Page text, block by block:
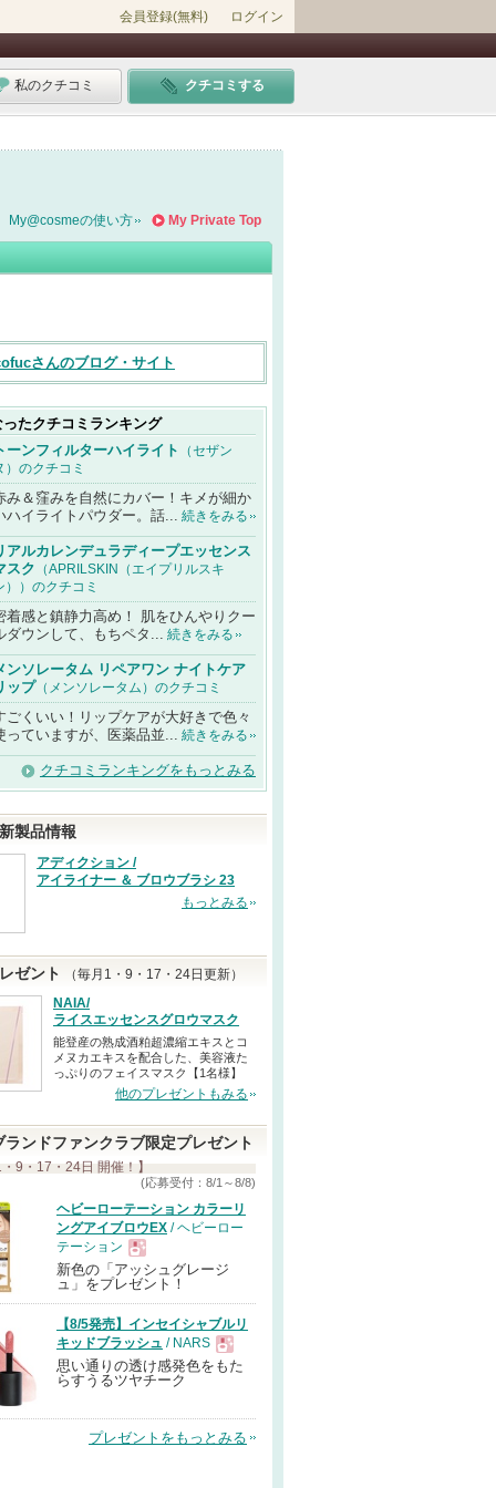
会員登録(無料) ログイン
私のクチコミ クチコミする
My Private Top
My@cosmeの使い方
さんのブログ・サイト
たクチコミランキング
ーンフィルターハイライト
（セザン
）のクチコミ
み＆窪みを自然にカバー！キメが細か
ハイライトパウダー。話... 続きをみる
アルカレンデュラディープエッセンス
スク （APRILSKIN（エイプリルスキ
））のクチコミ
着感と鎮静力高め！ 肌をひんやりクー
ダウンして、もちペタ... 続きをみる
ンソレータム リペアワン ナイトケア
ップ（メンソレータム）のクチコミ
ごくいい！リップケアが大好きで色々
っていますが、医薬品並... 続きをみる
クチコミランキングをもっとみる
製品情報
アディクション /
アイライナー ＆ ブロウブラシ 23
もっとみる
ゼント
（毎月1・9・17・24日更新）
NAIA/
ライスエッセンスグロウマスク
能登産の熟成酒粕超濃縮エキスとコ
メヌカエキスを配合した、美容液た
っぷりのフェイスマスク【1名様】
他のプレゼントもみる
ランドファンクラブ限定プレゼント
・9・17・24日 開催！】
(応募受付：8/1～8/8)
ヘビーローテーション カラーリ
ングアイブロウEX / ヘビーロー
テーション
現
品
新色の「アッシュグレージ
ュ」をプレゼント！
【8/5発売】インセイシャブルリ
キッドブラッシュ / NARS
現
品
思い通りの透け感発色をもた
らすうるツヤチーク
プレゼントをもっとみる